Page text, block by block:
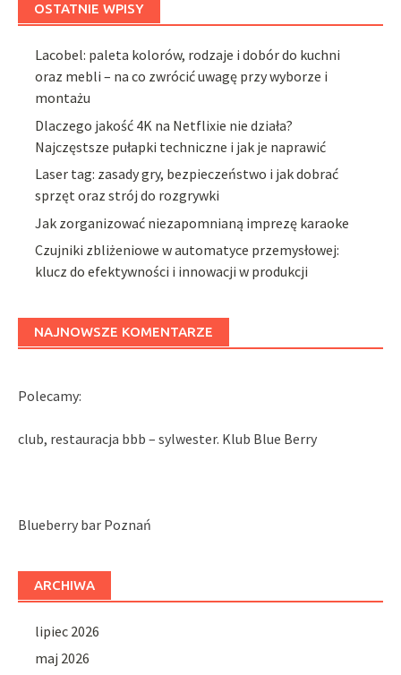
OSTATNIE WPISY
Lacobel: paleta kolorów, rodzaje i dobór do kuchni
oraz mebli – na co zwrócić uwagę przy wyborze i
montażu
Dlaczego jakość 4K na Netflixie nie działa?
Najczęstsze pułapki techniczne i jak je naprawić
Laser tag: zasady gry, bezpieczeństwo i jak dobrać
sprzęt oraz strój do rozgrywki
Jak zorganizować niezapomnianą imprezę karaoke
Czujniki zbliżeniowe w automatyce przemysłowej:
klucz do efektywności i innowacji w produkcji
NAJNOWSZE KOMENTARZE
Polecamy:
club, restauracja bbb – sylwester. Klub Blue Berry
Blueberry bar Poznań
ARCHIWA
lipiec 2026
maj 2026